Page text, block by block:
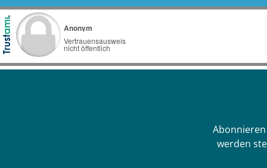
um so einfacher ist es, die Temperatur im Pool
konstant zu halten. Das Anschlussset ist
ebenfalls enthalten, mit Hilfe dieses Set können
sie die Solarmatte in die bestehende
Poolverrohrung/ Poolleitungen einbinden. Das
Stücke Verschlusskappen Kollektorverbinder Kl
werden